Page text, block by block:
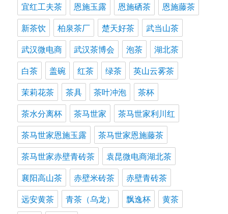
宜红工夫茶
恩施玉露 恩施硒茶
恩施藤茶
新茶饮
柏泉茶厂 楚天好茶
武当山茶
武汉微电商
武汉茶博会 泡茶
湖北茶
白茶
盖碗 红茶 绿茶
英山云雾茶
茉莉花茶
茶具 茶叶冲泡
茶杯
茶水分离杯
茶马世家
茶马世家利川红
茶马世家恩施玉露
茶马世家恩施藤茶
茶马世家赤壁青砖茶
袁昆微电商湖北茶
襄阳高山茶
赤壁米砖茶
赤壁青砖茶
远安黄茶
青茶（乌龙） 飘逸杯
黄茶